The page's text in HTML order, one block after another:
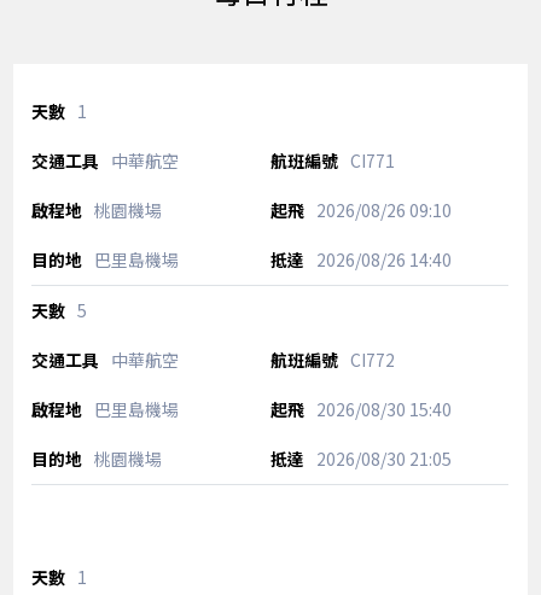
1
中華航空 CI771
桃園機場 2026/08/26 09:10
巴里島機場 2026/08/26 14:40
5
中華航空 CI772
巴里島機場 2026/08/30 15:40
桃園機場 2026/08/30 21:05
1